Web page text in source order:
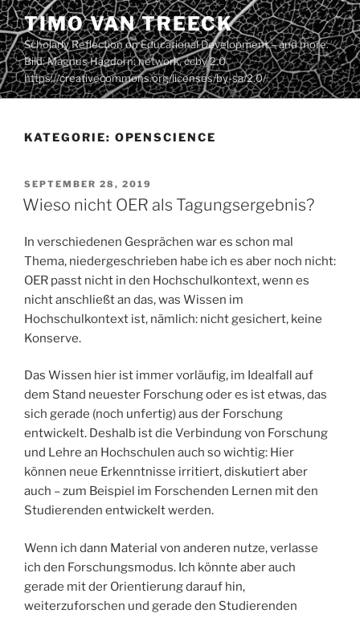
Zum
Inhalt
springen
TIMO VAN TREECK
Scholarly Reflection on Educational Development – and more.
Bild: Magnus Hagdorn: network. ccby 2.0
https://creativecommons.org/licenses/by-sa/2.0/
KATEGORIE: OPENSCIENCE
VERÖFFENTLICHT
AM
SEPTEMBER 28, 2019
Wieso nicht OER als Tagungsergebnis?
In verschiedenen Gesprächen war es schon mal
Thema, niedergeschrieben habe ich es aber noch nicht:
OER passt nicht in den Hochschulkontext, wenn es
nicht anschließt an das, was Wissen im
Hochschulkontext ist, nämlich: nicht gesichert, keine
Konserve.
Das Wissen hier ist immer vorläufig, im Idealfall auf
dem Stand neuester Forschung oder es ist etwas, das
sich gerade (noch unfertig) aus der Forschung
entwickelt. Deshalb ist die Verbindung von Forschung
und Lehre an Hochschulen auch so wichtig: Hier
können neue Erkenntnisse irritiert, diskutiert aber
auch – zum Beispiel im Forschenden Lernen mit den
Studierenden entwickelt werden.
Wenn ich dann Material von anderen nutze, verlasse
ich den Forschungsmodus. Ich könnte aber auch
gerade mit der Orientierung darauf hin,
weiterzuforschen und gerade den Studierenden